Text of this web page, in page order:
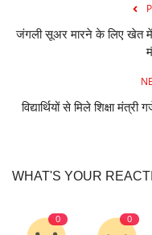
जंगली सूअर मारने के लिए खेत
विद्यार्थियों से मिले शिक्षा
WHAT'S YOUR
0 0